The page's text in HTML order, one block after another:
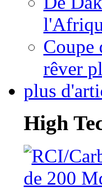
Coupe
rêver
plus
High